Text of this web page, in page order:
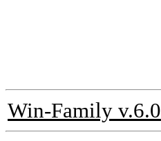
Win-Family v.6.0